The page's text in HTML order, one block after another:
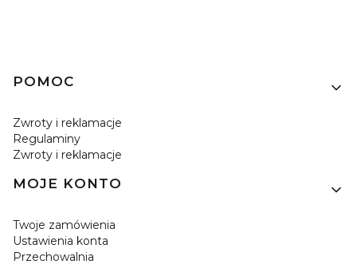
Linki w stopce
POMOC
Zwroty i reklamacje
Regulaminy
Zwroty i reklamacje
MOJE KONTO
Twoje zamówienia
Ustawienia konta
Przechowalnia